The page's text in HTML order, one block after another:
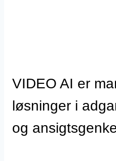
VIDEO AI er
løsninger i
og